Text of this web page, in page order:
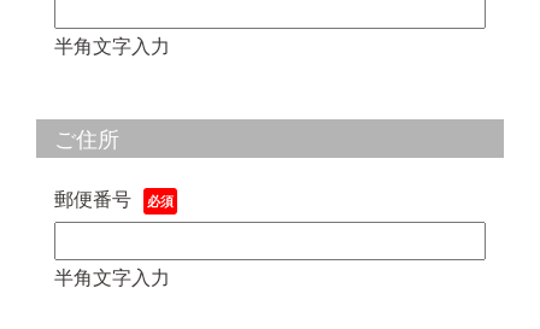
半角文字入力
ご住所
郵便番号
半角文字入力